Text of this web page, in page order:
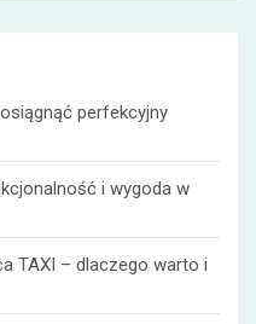
perfekcyjny
i wygoda w
TAXI – dlaczego warto i